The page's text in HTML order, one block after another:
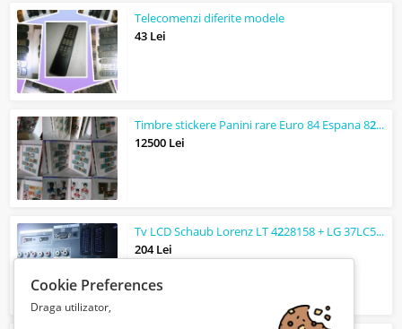
Telecomenzi diferite modele
43 Lei
Timbre stickere Panini rare Euro 84 Espana 82
12500 Lei
Tv LCD Schaub Lorenz LT 4228158 + LG 37LC51 + Picior Tv
204 Lei
Cookie Preferences
Draga utilizator,